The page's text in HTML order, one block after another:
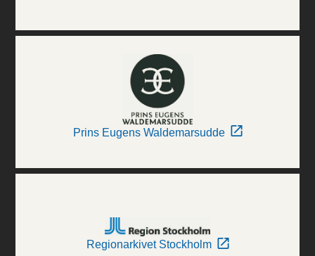
Prins Eugens Waldemarsudde
Regionarkivet Stockholm